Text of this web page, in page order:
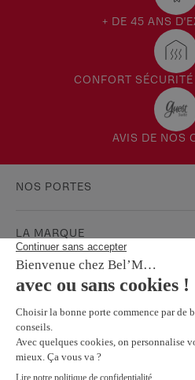
+ DE 45 ANS
CONFORT
AVIS DE NOS
NOS PORTES
LA MARQUE
AIDE &
FAQ
Garanties
Service Après-Vente
BESOIN D'INFORMATIONS ? NOS